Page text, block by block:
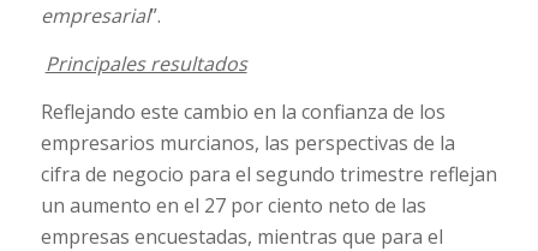
empresarial”.
Principales resultados
Reflejando este cambio en la confianza de los
empresarios murcianos, las perspectivas de la
cifra de negocio para el segundo trimestre reflejan
un aumento en el 27 por ciento neto de las
empresas encuestadas, mientras que para el